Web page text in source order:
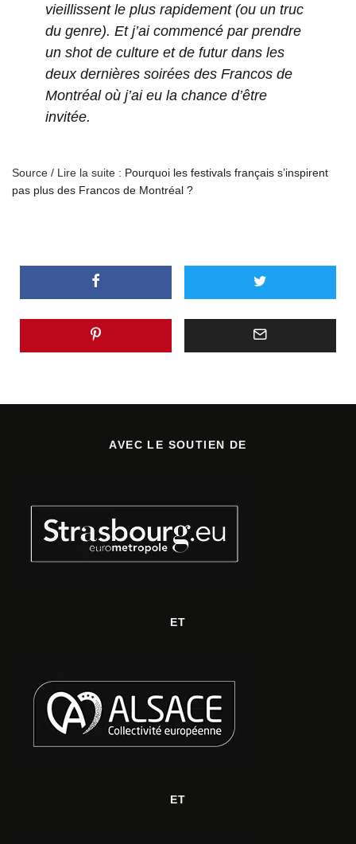
vieillissent le plus rapidement (ou un truc
du genre). Et j’ai commencé par prendre
un shot de culture et de futur dans les
deux dernières soirées des Francos de
Montréal où j’ai eu la chance d’être
invitée.
Source / Lire la suite : Pourquoi les festivals français s’inspirent
pas plus des Francos de Montréal ?
AVEC LE SOUTIEN DE
ET
ET